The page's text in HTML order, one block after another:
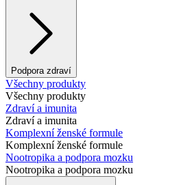
Podpora zdraví
Všechny produkty
Všechny produkty
Zdraví a imunita
Zdraví a imunita
Komplexní ženské formule
Komplexní ženské formule
Nootropika a podpora mozku
Nootropika a podpora mozku